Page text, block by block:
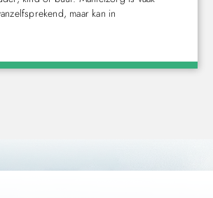
maar kan in